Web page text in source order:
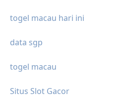
togel macau hari ini
data sgp
togel macau
Situs Slot Gacor